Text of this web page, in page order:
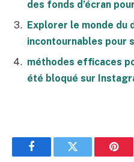
des fonds d’écran
Explorer le monde du
incontournables pour
méthodes efficaces
été bloqué sur
FacebookTwitter